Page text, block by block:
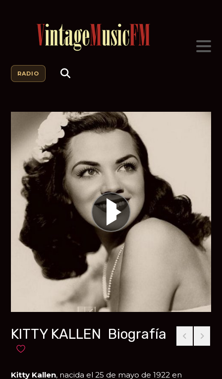
RADIO
KITTY KALLEN Biografía
Añadir a favoritos
Kitty Kallen, nacida el 25 de mayo de 1922 en